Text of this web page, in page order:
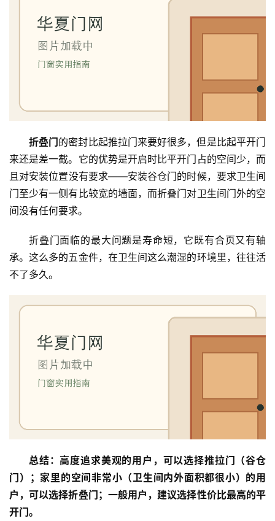
入
户
折叠门的密封比起推拉门来要好很多，但是比起平开门
来还是差一截。它的优势是开启时比平开门占的空间少，而
且对安装位置没有要求——安装谷仓门的时候，要求卫生间
门至少有一侧有比较宽的墙面，而折叠门对卫生间门外的空
间没有任何要求。
折叠门面临的最大问题是寿命短，它既有合页又有轴
承。这么多的五金件，在卫生间这么潮湿的环境里，往往活
不了多久。
总结：高度追求美观的用户，可以选择推拉门（谷仓
门）；家里的空间非常小（卫生间内外面积都很小）的用
户，可以选择折叠门；一般用户，建议选择性价比最高的平
开门。